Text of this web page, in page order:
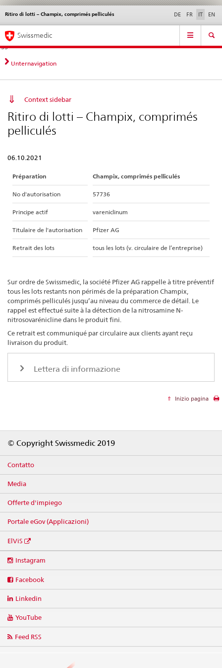
Navigazione
diretta:
novità,
aspetti
contatto
Novità &
norme
Contatto | Supporto &
aiuto
Ritiro di lotti – Champix, comprimés pelliculés DE FR IT EN
Service
Navigation
Swissmedic
Unternavigation
Context sidebar
Ritiro di lotti – Champix, comprimés
pelliculés
06.10.2021
Préparation Champix, comprimés pelliculés
No d'autorisation 57736
Principe actif vareniclinum
Titulaire de l'autorisation Pfizer AG
Retrait des lots tous les lots (v. circulaire de l’entreprise)
Sur ordre de Swissmedic, la société Pfizer AG rappelle à titre préventif
tous les lots restants non périmés de la préparation Champix,
comprimés pelliculés jusqu’au niveau du commerce de détail. Le
rappel est effectué suite à la détection de la nitrosamine N-
nitrosovarénicline dans le produit fini.
Ce retrait est communiqué par circulaire aux clients ayant reçu
livraison du produit.
Lettera di informazione
Inizio pagina
© Copyright Swissmedic 2019
Contatto
Media
Offerte d'impiego
Portale eGov (Applicazioni)
ElViS
media
Instagram
Facebook
Linkedin
YouTube
Feed RSS